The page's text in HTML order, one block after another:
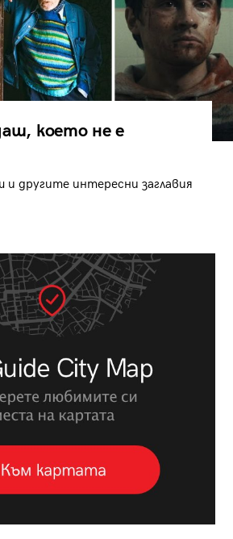
което не е
и другите интересни заглавия